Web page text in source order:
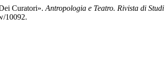
Curatori». Antropologia e Teatro. Rivista di Studi
10092.